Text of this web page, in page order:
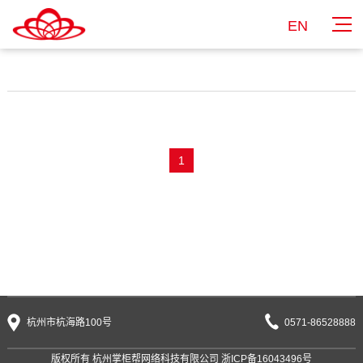
EN
1
杭州市杭海路100号 0571-86528888
版权所有 杭州掌柜帮网络科技有限公司 浙ICP备16043496号